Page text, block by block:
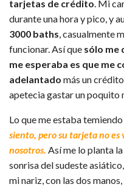
tarjetas de crédito . Mi
durante una hora y pico, y
3000 baths , casualmente
funcionar. Así que sólo me
me esperaba es que me
adelantado más un
apetecia gastar un poquito
Lo que me estaba
siento, pero su tarjeta no
nosotros. Así me lo planta
sonrisa del sudeste
mi nariz, con las dos